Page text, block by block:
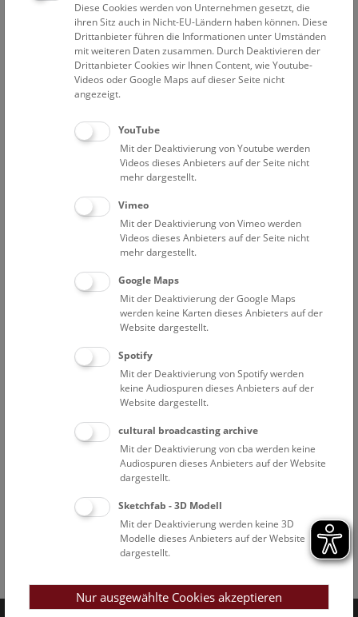
2. Dezember 2022
Bisher keine Ergebnisse. Dienstags ist das NHM Wien
in der Regel geschlossen. Ausnahmen finden sie
Eine Nacht im Museum
Diese Cookies werden von Unternehmen gesetzt, die
ihren Sitz auch in Nicht-EU-Ländern haben können. Diese
Drittanbieter führen die Informationen unter Umständen
mit weiteren Daten zusammen. Durch Deaktivieren der
Drittanbieter Cookies wir Ihnen Content, wie Youtube-
Videos oder Google Maps auf dieser Seite nicht
angezeigt.
YouTube
Mit der Deaktivierung von Youtube werden
Videos dieses Anbieters auf der Seite nicht
mehr dargestellt.
Vimeo
Mit der Deaktivierung von Vimeo werden
Videos dieses Anbieters auf der Seite nicht
mehr dargestellt.
Google Maps
Mit der Deaktivierung der Google Maps
werden keine Karten dieses Anbieters auf der
Website dargestellt.
Spotify
Mit der Deaktivierung von Spotify werden
keine Audiospuren dieses Anbieters auf der
Website dargestellt.
cultural broadcasting archive
Mit der Deaktivierung von cba werden keine
Audiospuren dieses Anbieters auf der Website
dargestellt.
Sketchfab - 3D Modell
Mit der Deaktivierung werden keine 3D
Modelle dieses Anbieters auf der Website
dargestellt.
Nur ausgewählte Cookies akzeptieren